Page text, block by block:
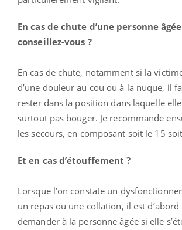
En cas de chute d’une personne
conseillez-vous ?
En cas de chute, notamment si la
d’une douleur au cou ou à la nuque, il
rester dans la position dans laquelle
surtout pas bouger. Je recommande
les secours, en composant soit le 15
Et en cas d’étouffement ?
Lorsque l’on constate un
un repas ou une collation, il est
demander à la personne âgée si elle